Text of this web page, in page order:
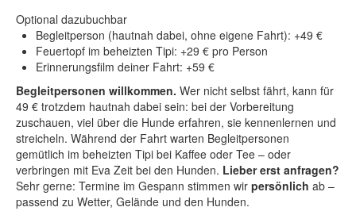
Optional dazubuchbar
Begleitperson (hautnah dabei, ohne eigene Fahrt): +49 €
Feuertopf im beheizten Tipi: +29 € pro Person
Erinnerungsfilm deiner Fahrt: +59 €
Begleitpersonen willkommen. Wer nicht selbst fährt, kann für
49 € trotzdem hautnah dabei sein: bei der Vorbereitung
zuschauen, viel über die Hunde erfahren, sie kennenlernen und
streicheln. Während der Fahrt warten Begleitpersonen
gemütlich im beheizten Tipi bei Kaffee oder Tee – oder
verbringen mit Eva Zeit bei den Hunden. Lieber erst anfragen?
Sehr gerne: Termine im Gespann stimmen wir persönlich ab –
passend zu Wetter, Gelände und den Hunden.